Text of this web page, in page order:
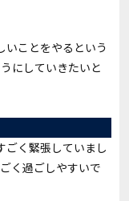
いことをやるという
にしていきたいと
ごく緊張していまし
く過ごしやすいで